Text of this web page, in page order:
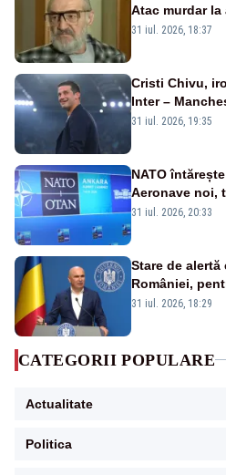
Atac murdar
sportiv – AUDIO
31 iul. 2026, 18:37
Cristi Chivu,
Inter –
mai cumpărați
31 iul. 2026, 19:35
NATO
Aeronave noi,
și distrugerea
31 iul. 2026, 20:33
Stare de
României,
a anunțat
31 iul. 2026, 18:29
CATEGORII POPULARE
Actualitate
Politica